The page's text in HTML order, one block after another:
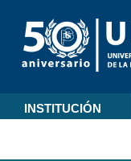
INSTITUCIÓN